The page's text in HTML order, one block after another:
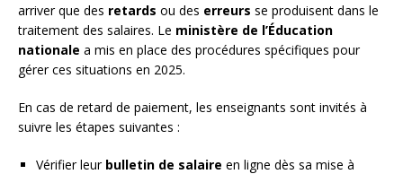
arriver que des retards ou des erreurs se produisent dans le
traitement des salaires. Le ministère de l’Éducation
nationale a mis en place des procédures spécifiques pour
gérer ces situations en 2025.
En cas de retard de paiement, les enseignants sont invités à
suivre les étapes suivantes :
Vérifier leur bulletin de salaire en ligne dès sa mise à